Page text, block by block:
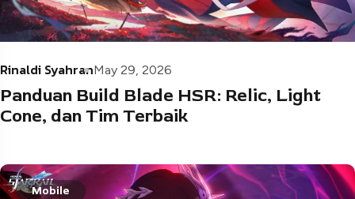
Rinaldi SyahranMay 29, 2026
Panduan Build Blade HSR: Relic, Light
Cone, dan Tim Terbaik
Mobile